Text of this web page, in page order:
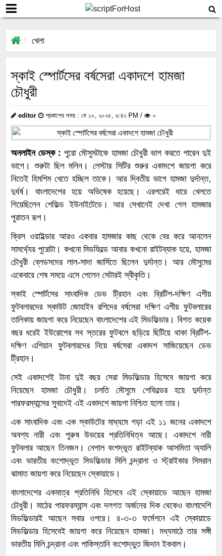
খেলা
স্কাই স্পোর্টসের বর্ষসেরা একাদশে হামজা
চৌধুরী
editor প্রকাশের সময় : মে ১০, ২০২৫, ৬:৪২ PM / ০
অনলাইন ডেস্ক : পুরো মৌসুমটাকে হামজা চৌধুরী ভাগ করতে পারেন দুই
ভাগে। শুরুটা ছিল মলিন। লেস্টার সিটির শুরুর একাদশে জায়গা করে
নিতেই হিমশিম খেতে হচ্ছিল তাকে। আর দ্বিতীয় ভাগে হামজা দুর্দান্ত,
দুর্ধর্ষ। বাংলাদেশের হয়ে অভিষেক হয়েছে। এরপরেই ধারে খেলতে
গিয়েছিলেন শেফিল্ড ইউনাইটেডে। আর সেখানেই দেখা গেল হামজার
পুরাতন রূপ।
ক্রিস ওয়াইল্ডার আরও একবার হামজার কাছ থেকে বের করে আনলেন
সামর্থ্যের পুরোটা। কখনো মিডফিল্ডে আবার কখনো রাইটব্যাক হয়ে, হামজা
চৌধুরী ব্লেডসদের লাল-সাদা জার্সিতে ছিলেন দুর্দান্ত। আর মৌসুমের
একেবারে শেষ সময়ে এসে পেলেন সেটারই স্বীকৃতি।
স্কাই স্পোর্টসের সাংবাদিক ডেভ ট্রিহান এবং ব্রিটিশ-দক্ষিণ এশীয়
ফুটবলারদের স্কাউট জোহাইব রশিদের বর্ষসেরা দক্ষিণ এশীয় ফুটবলারের
তালিকায় জায়গা করে নিয়েছেন বাংলাদেশের এই মিডফিল্ডার। বিগত কয়েক
বছর ধরেই ইউরোপের সব স্তরের ফুটবলে ছড়িয়ে ছিটিয়ে থাকা ব্রিটিশ-
দক্ষিণ এশিয়ান ফুটবলারদের নিয়ে বর্ষসেরা একাদশ সাজিয়েছেন ডেভ
ট্রিহান।
সেই একাদশেই টানা দুই বছর সেরা মিডফিল্ডার হিসেবে জায়গা করে
নিয়েছেন হামজা চৌধুরী। চলতি মৌসুমে শেফিল্ডের হয়ে দুর্দান্ত
পারফরম্যান্সের সুবাদেই এই একাদশে জায়গা নিশ্চিত হলো তার।
এক সাংবাদিক এবং এক স্কাউটের মাধ্যমে গড়া এই ১১ জনের একাদশে
অবশ্য নারী এবং পুরুষ উভয়ের প্রতিনিধিত্ব আছে। একাদশে নারী
ফুটবলার আছেন তিনজন। নেপাল বংশদ্ভূত রাইটব্যাক আসমিতা অ্যালি
এবং ভারতীয় বংশোদ্ভূত মিডফিল্ডার মিলি চন্দ্রানা ও স্ট্রাইকার সিমরান
ঝামাত জায়গা করে নিয়েছেন স্কোয়াডে।
বাংলাদেশের একমাত্র প্রতিনিধি হিসেবে এই স্কোয়াডে আছেন হামজা
চৌধুরী। মাঠের পারফরম্যান্স এবং দলগত অর্জনের দিক থেকেও বাংলাদেশি
মিডফিল্ডারই আছেন সবার ওপরে। ৪-৩-৩ ফর্মেশনে এই স্কোয়াডে
মিডফিল্ডার হিসেবেই জায়গা করে নিয়েছেন হামজা। মধ্যমাঠে তার সঙ্গী
ভারতীয় মিলি চন্দ্রানা এবং পাকিস্তানি বংশোদ্ভুত জিদান ইকবাল।